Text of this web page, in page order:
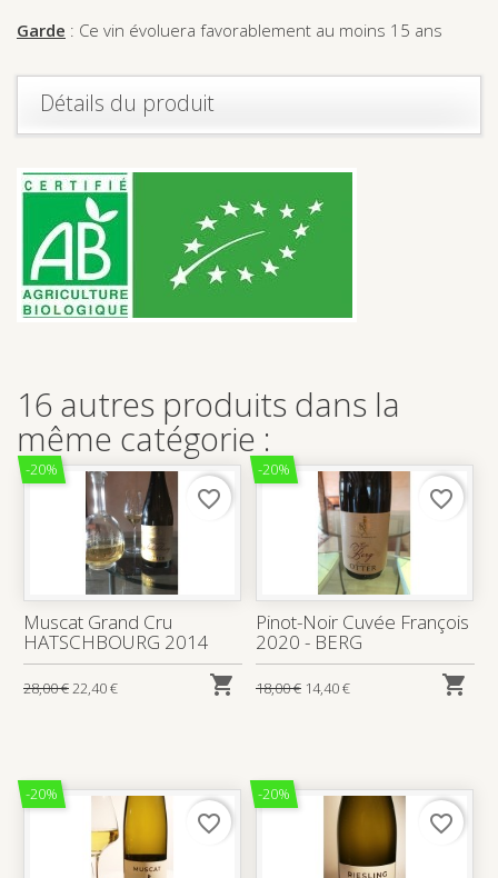
Garde : Ce vin évoluera favorablement au moins 15 ans
Détails du produit
16 autres produits dans la
même catégorie :
-20%
Muscat Grand Cru
HATSCHBOURG 2014
28,00 € 22,40 € 
favorite_border
-20%
Pinot-Noir Cuvée François
2020 - BERG
18,00 € 14,40 € 
favorite_border
-20%
favorite_border
-20%
favorite_border